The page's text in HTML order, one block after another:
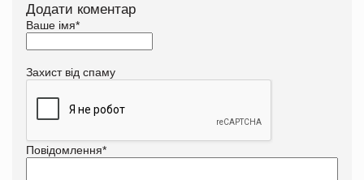
Додати коментар
Ваше імя*
Захист від спаму
Повідомлення*